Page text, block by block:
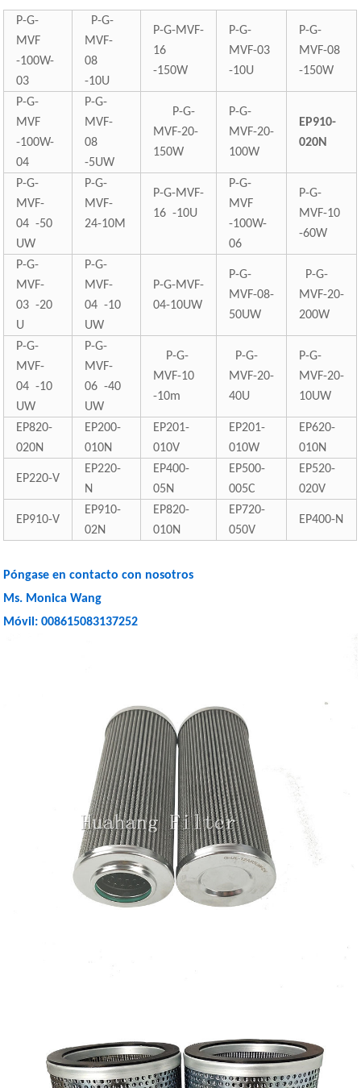
P-G-
MVF
-100W-
03
P-G-
MVF-
08
-10U
P-G-MVF-
16
-150W
P-G-
MVF-03
-10U
P-G-
MVF-08
-150W
P-G-
MVF
-100W-
04
P-G-
MVF-
08
-5UW
P-G-
MVF-20-
150W
P-G-
MVF-20-
100W
EP910-
020N
P-G-
MVF-
04 -50
UW
P-G-
MVF-
24-10M
P-G-MVF-
16 -10U
P-G-
MVF
-100W-
06
P-G-
MVF-10
-60W
P-G-
MVF-
03 -20
U
P-G-
MVF-
04 -10
UW
P-G-MVF-
04-10UW
P-G-
MVF-08-
50UW
P-G-
MVF-20-
200W
P-G-
MVF-
04 -10
UW
P-G-
MVF-
06 -40
UW
P-G-
MVF-10
-10m
P-G-
MVF-20-
40U
P-G-
MVF-20-
10UW
EP820-
020N
EP200-
010N
EP201-
010V
EP201-
010W
EP620-
010N
EP220-V
EP220-
N
EP400-
05N
EP500-
005C
EP520-
020V
EP910-V
EP910-
02N
EP820-
010N
EP720-
050V
EP400-N
Póngase en contacto con nosotros
Ms. Monica Wang
Móvil: 008615083137252